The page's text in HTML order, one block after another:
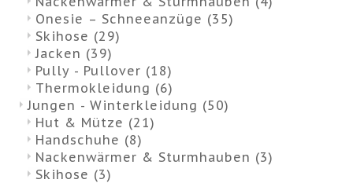
Onesie – Schneeanzüge (35)
Skihose (29)
Jacken (39)
Pully - Pullover (18)
Thermokleidung (6)
Jungen - Winterkleidung (50)
Hut & Mütze (21)
Handschuhe (8)
Nackenwärmer & Sturmhauben (3)
Skihose (3)